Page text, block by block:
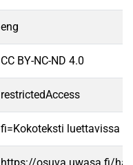
eng
CC BY-NC-ND 4.0
restrictedAccess
fi=Kokoteksti luettavissa